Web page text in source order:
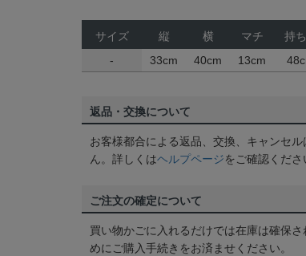
サイズ 縦 横 マチ 持
-
33cm 40cm 13cm
返品・交換について
お客様都合による返品、交換、キャンセ
ん。詳しくはヘルプページをご確認くださ
ご注文の確定について
買い物かごに入れるだけでは在庫は確保
めにご購入手続きをお済ませください。